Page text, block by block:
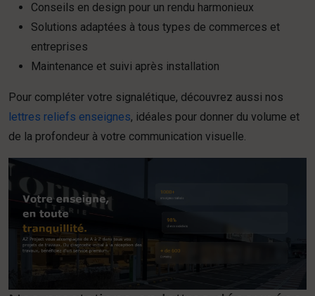
Conseils en design pour un rendu harmonieux
Solutions adaptées à tous types de commerces et
entreprises
Maintenance et suivi après installation
Pour compléter votre signalétique, découvrez aussi nos
lettres reliefs enseignes, idéales pour donner du volume et
de la profondeur à votre communication visuelle.